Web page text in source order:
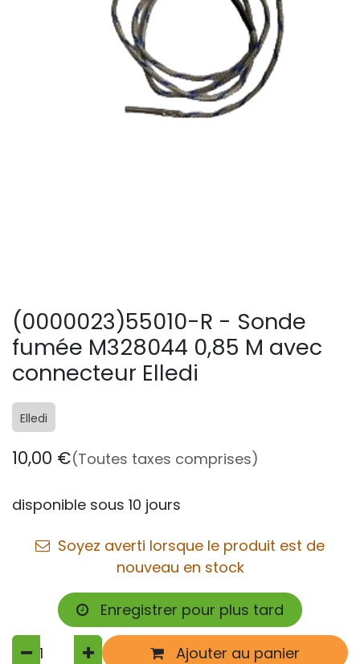
(0000023)55010-R - Sonde
fumée M328044 0,85 M avec
connecteur Elledi
Elledi
10,00 €(Toutes taxes comprises)
disponible sous 10 jours
Soyez averti lorsque le produit est de
nouveau en stock
Enregistrer pour plus tard
Ajouter au panier